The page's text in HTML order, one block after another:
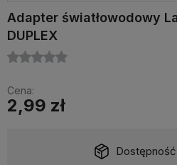
Adapter światłowodowy
DUPLEX
Cena:
2,99 zł